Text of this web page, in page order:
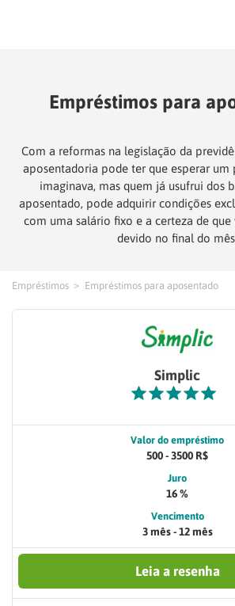
Empréstimos para
Com a reformas na legislação da
aposentadoria pode ter que esperar um
imaginava, mas quem já usufrui dos
aposentado, pode adquirir condições
com uma salário fixo e a certeza de
devido no final do
Empréstimos Empréstimos para aposentado
Simplic
Valor do empréstimo
500 - 3500 R$
Juro
16 %
Vencimento
3 mês - 12 mês
Leia a resenha